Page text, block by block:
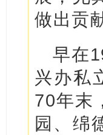
做出贡
早在
兴办私
70年末
园、绵